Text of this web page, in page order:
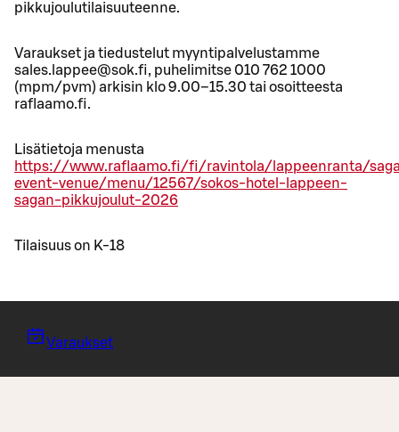
pikkujoulutilaisuuteenne.
Varaukset ja tiedustelut myyntipalvelustamme
sales.lappee@sok.fi, puhelimitse 010 762 1000
(mpm/pvm) arkisin klo 9.00–15.30 tai osoitteesta
raflaamo.fi.
Lisätietoja menusta
https://www.raflaamo.fi/fi/ravintola/lappeenranta/
event-venue/menu/12567/sokos-hotel-lappeen-
sagan-pikkujoulut-2026
Tilaisuus on K-18
Varaukset